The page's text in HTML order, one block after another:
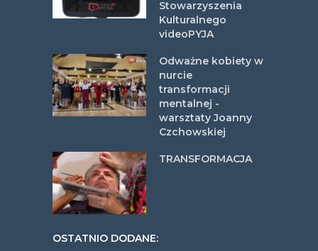
Stowarzyszenia
Kulturalnego
videoPYJA
Odważne kobiety w
nurcie
transformacji
mentalnej -
warsztaty Joanny
Czchowskiej
TRANSFORMACJA
OSTATNIO DODANE: